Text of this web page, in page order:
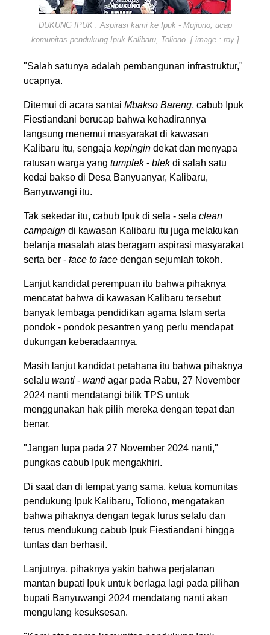
DUKUNG IPUK : Aspirasi kami ke Ipuk - Mujiono, ucap
komunitas pendukung Ipuk Kalibaru, Toliono. [ image : roy ]
"Salah satunya adalah pembangunan infrastruktur,"
ucapnya.
Ditemui di acara santai Mbakso Bareng, cabub Ipuk
Fiestiandani berucap bahwa kehadirannya
langsung menemui masyarakat di kawasan
Kalibaru itu, sengaja kepingin dekat dan menyapa
ratusan warga yang tumplek- blekdi salah satu
kedai bakso di Desa Banyuanyar, Kalibaru,
Banyuwangi itu.
Tak sekedar itu, cabub Ipuk di sela - sela clean
campaign di kawasan Kalibaru itu juga melakukan
belanja masalah atas beragam aspirasi masyarakat
serta ber - face to face dengan sejumlah tokoh.
Lanjut kandidat perempuan itu bahwa pihaknya
mencatat bahwa di kawasan Kalibaru tersebut
banyak lembaga pendidikan agama Islam serta
pondok - pondok pesantren yang perlu mendapat
dukungan keberadaannya.
Masih lanjut kandidat petahana itu bahwa pihaknya
selalu wanti - wanti agar pada Rabu, 27 November
2024 nanti mendatangi bilik TPS untuk
menggunakan hak pilih mereka dengan tepat dan
benar.
"Jangan lupa pada 27 November 2024 nanti,"
pungkas cabub Ipuk mengakhiri.
Di saat dan di tempat yang sama, ketua komunitas
pendukung Ipuk Kalibaru, Toliono, mengatakan
bahwa pihaknya dengan tegak lurus selalu dan
terus mendukung cabub Ipuk Fiestiandani hingga
tuntas dan berhasil.
Lanjutnya, pihaknya yakin bahwa perjalanan
mantan bupati Ipuk untuk berlaga lagi pada pilihan
bupati Banyuwangi 2024 mendatang nanti akan
mengulang kesuksesan.